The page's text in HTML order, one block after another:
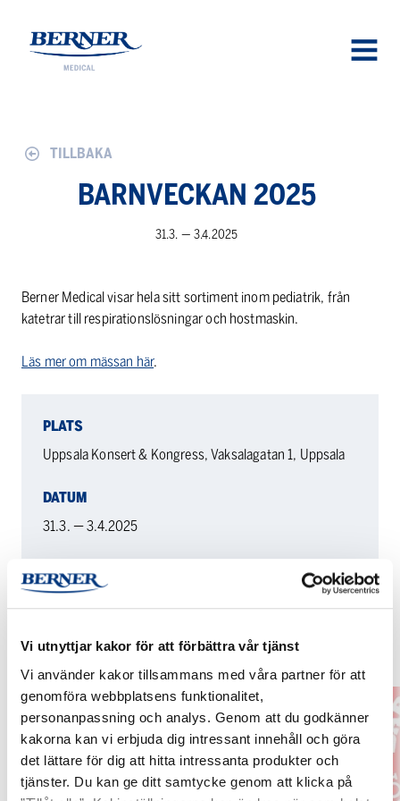
Vi utnyttjar kakor för att förbättra vår tjänst
Vi använder kakor tillsammans med våra partner för att
genomföra webbplatsens funktionalitet,
personanpassning och analys. Genom att du godkänner
kakorna kan vi erbjuda dig intressant innehåll och göra
det lättare för dig att hitta intressanta produkter och
tjänster. Du kan ge ditt samtycke genom att klicka på
TILLBAKA
BARN­VEC­KAN 2025
31.3. — 3.4.2025
Berner Medical visar hela sitt sortiment inom pediatrik, från
katetrar till respirationslösningar och hostmaskin.
Läs mer om mässan här.
PLATS
Uppsala Konsert & Kongress, Vaksalagatan 1, Uppsala
DATUM
31.3. — 3.4.2025
RELATERADE EVENEMANG
SAMTIT
2026
2026